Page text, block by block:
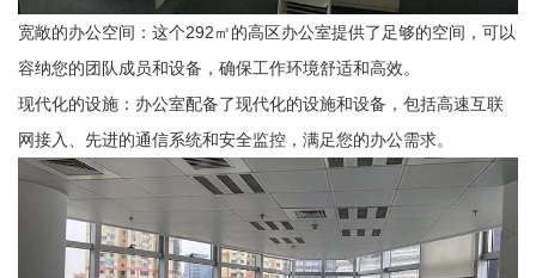
宽敞的办公空间：这个292㎡的高区办公室提供了足够的空间，可以
容纳您的团队成员和设备，确保工作环境舒适和高效。
现代化的设施：办公室配备了现代化的设施和设备，包括高速互联
网接入、先进的通信系统和安全监控，满足您的办公需求。